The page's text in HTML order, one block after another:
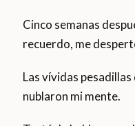
Cinco semanas
recuerdo, me
Las vívidas
nublaron mi mente.